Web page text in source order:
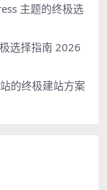
主题的终极选
选择指南 2026
的终极建站方案